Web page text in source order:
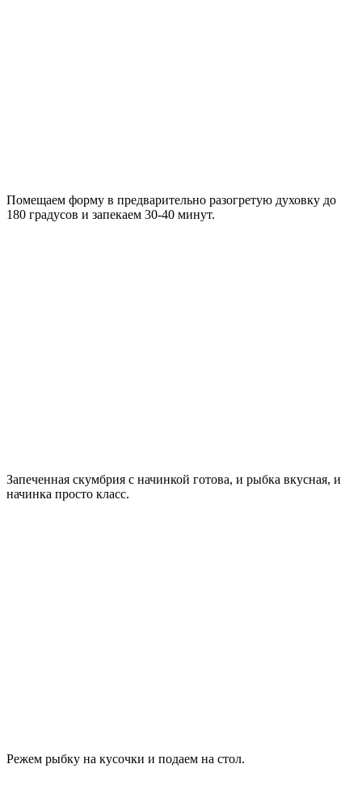
Помещаем форму в предварительно разогретую духовку до
180 градусов и запекаем 30-40 минут.
Запеченная скумбрия с начинкой готова, и рыбка вкусная, и
начинка просто класс.
Режем рыбку на кусочки и подаем на стол.